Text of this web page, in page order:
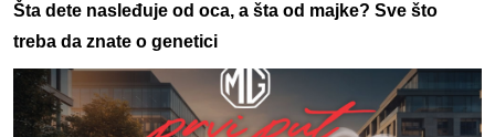
Šta dete nasleđuje od oca, a šta od majke? Sve što
treba da znate o genetici